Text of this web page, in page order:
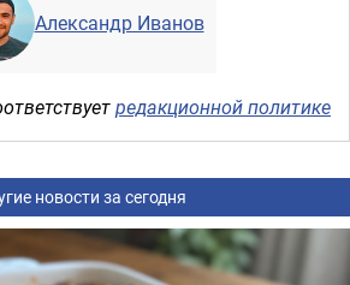
Александр Иванов
редакционной политике
новости за сегодня